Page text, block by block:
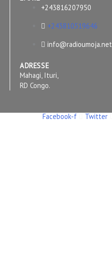
+243816207950
+243810519646
info@radioumoja.net
ADRESSE
Mahagi, Ituri,
RD Congo.
Facebook-f Twitter